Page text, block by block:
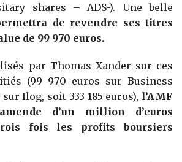
shares – ADS-). Une belle
de revendre ses titres
de 99 970 euros.
par Thomas Xander sur ces
(99 970 euros sur Business
sur Ilog, soit 333 185 euros), l’AMF
d’un million d’euros
fois les profits boursiers